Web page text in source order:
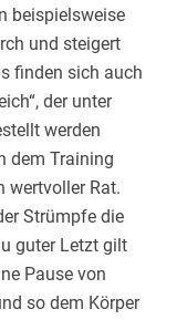
beispielsweise
und steigert
finden sich auch
der unter
werden
dem Training
wertvoller Rat.
Strümpfe die
guter Letzt gilt
Pause von
so dem Körper